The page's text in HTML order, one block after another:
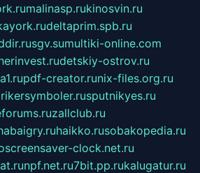
malinasp.rukinosvin.ru
deltaprim.spb.ru
sgv.sumultiki-online.com
detskiy-ostrov.ru
pdf-creator.runix-files.org.ru
sputnikyes.ru
zallclub.ru
haikko.rusobakopedia.ru
screensaver-clock.net.ru
npf.net.ru7bit.pp.rukalugatur.ru